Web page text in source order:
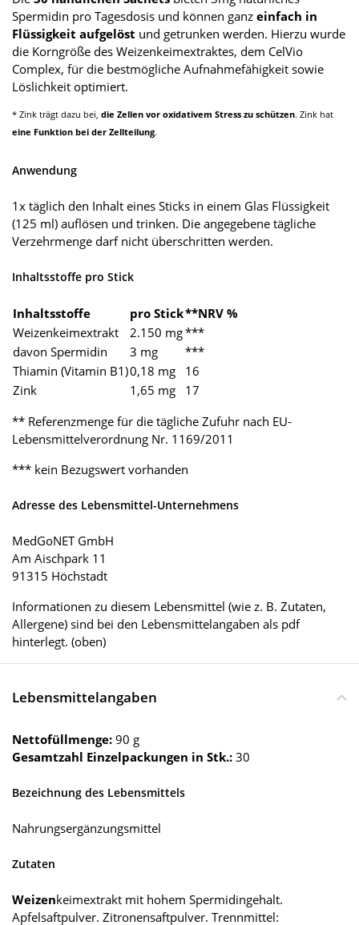
Spermidin pro Tagesdosis und können ganz einfach in
Flüssigkeit aufgelöst und getrunken werden. Hierzu wurde
die Korngröße des Weizenkeimextraktes, dem CelVio
Complex, für die bestmögliche Aufnahmefähigkeit sowie
Löslichkeit optimiert.
* Zink trägt dazu bei, die Zellen vor oxidativem Stress zu schützen. Zink hat
eine Funktion bei der Zellteilung.
Anwendung
1x täglich den Inhalt eines Sticks in einem Glas Flüssigkeit
(125 ml) auflösen und trinken. Die angegebene tägliche
Verzehrmenge darf nicht überschritten werden.
Inhaltsstoffe pro Stick
Inhaltsstoffe pro Stick**NRV %
Weizenkeimextrakt
2.150 mg***
davon Spermidin
3 mg
***
Thiamin (Vitamin B1)0,18 mg
16
Zink
1,65 mg
17
** Referenzmenge für die tägliche Zufuhr nach EU-
Lebensmittelverordnung Nr. 1169/2011
*** kein Bezugswert vorhanden
Adresse des Lebensmittel-Unternehmens
MedGoNET GmbH
Am Aischpark 11
91315 Höchstadt
Informationen zu diesem Lebensmittel (wie z. B. Zutaten,
Allergene) sind bei den Lebensmittelangaben als pdf
hinterlegt. (oben)
Lebensmittelangaben
Nettofüllmenge: 90 g
Gesamtzahl Einzelpackungen in Stk.: 30
Bezeichnung des Lebensmittels
Nahrungsergänzungsmittel
Zutaten
Weizenkeimextrakt mit hohem Spermidingehalt.
Apfelsaftpulver. Zitronensaftpulver. Trennmittel: